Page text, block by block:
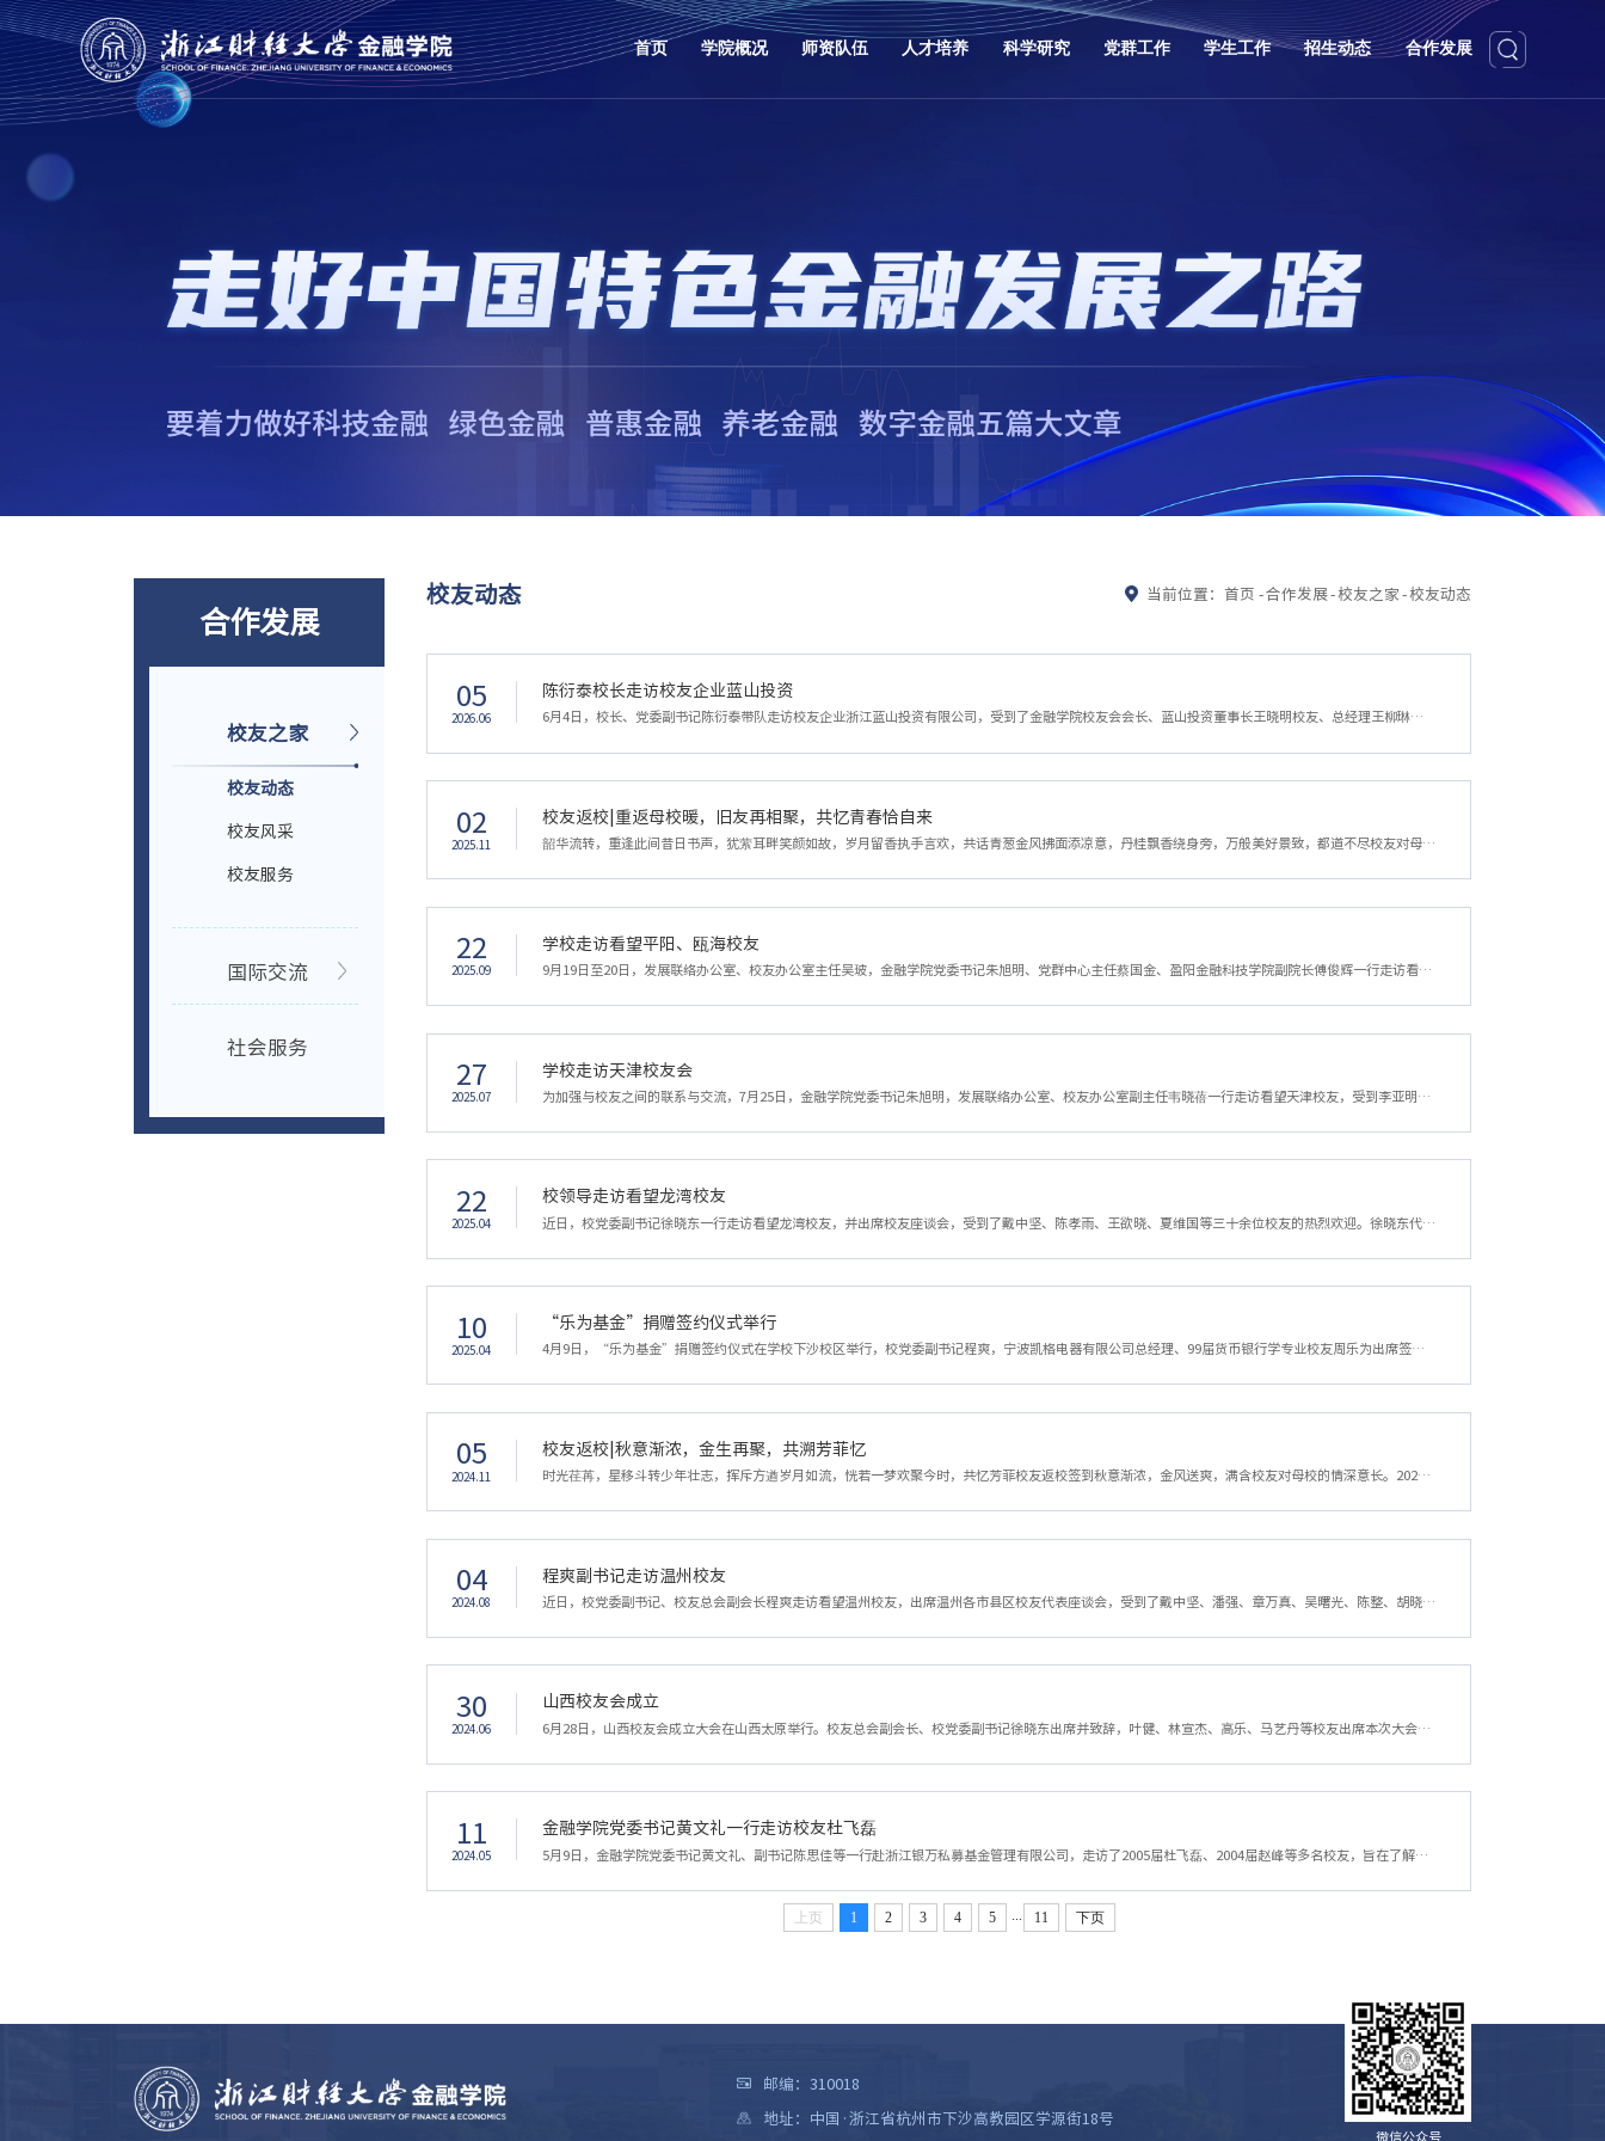
首页 学院概况 师资队伍 人才培养 科学研究 党群工作 学生工作 招生动态 合作发展
合作发展
校友之家
校友动态
校友风采
校友服务
国际交流
社会服务
校友动态 当前位置：首页 -合作发展-校友之家-校友动态
05
2026.06
陈衍泰校长走访校友企业蓝山投资
6月4日，校长、党委副书记陈衍泰带队走访校友企业浙江蓝山投资有限公司，受到了金融学院校友会会长、蓝山投资董事长王晓明校友、总经理王柳琳校友的热情接待。陈衍泰校长代表学校对校友们长期以来心系母校、助力学校建设发展表示衷心感谢。他充分肯定了蓝山投资深耕行业、稳健发展的亮眼成绩，同时介绍了学校第三次党代会召开情况。他表示，学校已开启建设鲜明新财经特色、国内领先、国际知名的一流研究教学型大学的新征程，希...
02
2025.11
校友返校|重返母校暖，旧友再相聚，共忆青春恰自来
韶华流转，重逢此间昔日书声，犹萦耳畔笑颜如故，岁月留香执手言欢，共话青葱金风拂面添凉意，丹桂飘香绕身旁，万般美好景致，都道不尽校友对母校的深切眷恋。2025年11月1日，一年一度的校友返校日活动如火如荼。金融学院校友返校签到工作有条不紊，五湖四海的校友重返美丽校园，重温青春记忆，共叙师生情谊，见证母校发展。校友返校签到 2025年秩年返校纪念大会学校秩年返校纪念大会暨学业礼成仪式于上午10时在普华大剧院举行...
22
2025.09
学校走访看望平阳、瓯海校友
9月19日至20日，发展联络办公室、校友办公室主任吴玻，金融学院党委书记朱旭明、党群中心主任蔡国金、盈阳金融科技学院副院长傅俊辉一行走访看望平阳、瓯海校友，温州校友会执行会长戴中坚受邀出席，受到两地校友的热情欢迎。吴玻代表学校对平阳和瓯海的校友表示亲切问候，向与会校友介绍近年来的办学成效、招生就业、基础设施提质情况以及50周年校庆所取得的精彩成果。他表示，在财经教育正面临变革与重塑的关键时期，学校启动...
27
2025.07
学校走访天津校友会
为加强与校友之间的联系与交流，7月25日，金融学院党委书记朱旭明，发展联络办公室、校友办公室副主任韦晓蓓一行走访看望天津校友，受到李亚明、杨杰诚、朱振刚、冀宏智、彭玉薇、郭涵、凌翔、张暕、华博奥等天津校友的热情欢迎。朱旭明向天津校友们表示亲切问候，向校友们一直以来对母校的关心和支持表示感谢，并介绍了学校近年来在“新财经战略”实施、登峰学科建设、基础设施提质工程、50周年校庆举办等的情况。他表示，学校...
22
2025.04
校领导走访看望龙湾校友
近日，校党委副书记徐晓东一行走访看望龙湾校友，并出席校友座谈会，受到了戴中坚、陈孝雨、王欲晓、夏维国等三十余位校友的热烈欢迎。徐晓东代表学校对龙湾校友表示亲切问候，并向与会校友介绍了学校近年来的发展情况和校友工作情况。他表示，50周年校庆之际，温州校友竭其全力为母校庆生，充分说明温州校友在学校发展过程中发挥的重要作用，希望龙湾区校友会在新的一届理事会带领下能够再创辉煌。校友们对母校一行的到来表示...
10
2025.04
“乐为基金”捐赠签约仪式举行
4月9日，“乐为基金”捐赠签约仪式在学校下沙校区举行，校党委副书记程爽，宁波凯格电器有限公司总经理、99届货币银行学专业校友周乐为出席签约仪式。程爽代表学校对周乐为校友一行表示热烈欢迎，向其长期心系学校、慷慨捐赠的善举致以诚挚的谢意。他表示，学校和金融学院的发展离不开广大像周乐为这样的优秀校友鼎力支持，学校将秉持"规范管理、高效使用"的原则，高度重视"乐为基金"的运营管理工作，以此为契机，着力推动金融...
05
2024.11
校友返校|秋意渐浓，金生再聚，共溯芳菲忆
时光荏苒，星移斗转少年壮志，挥斥方遒岁月如流，恍若一梦欢聚今时，共忆芳菲校友返校签到秋意渐浓，金风送爽，满含校友对母校的情深意长。2024年11月2日，浙江财经大学迎来了建校50周年的盛大庆典。在这个意义非凡的日子里，来自五湖四海的金融学院校友们带着对母校的深情厚谊，重返这片曾经奋斗过的热土，共同见证这一历史性时刻。早上八点钟，阳光洒满校园，金融学院的校友们陆续抵达学校南门。在工作人员的引导下，他们满怀...
04
2024.08
程爽副书记走访温州校友
近日，校党委副书记、校友总会副会长程爽走访看望温州校友，出席温州各市县区校友代表座谈会，受到了戴中坚、潘强、章万真、吴曙光、陈整、胡晓阳、林天景、陈安、王素珍、张若妤、朱培红、郑武、夏维国、陈彬波、徐玲双、鄢盈盈、施加骥、徐一云、胡耳东、蔡叶波、陈汝娅等校友的热烈欢迎。程爽代表学校对温州校友表示亲切问候，并向与会校友介绍了学校近年来的发展情况和校友工作情况。他表示，学校取得的成就离不开校友们的...
30
2024.06
山西校友会成立
6月28日，山西校友会成立大会在山西太原举行。校友总会副会长、校党委副书记徐晓东出席并致辞，叶健、林宣杰、高乐、马艺丹等校友出席本次大会。徐晓东对大会的召开表示祝贺，对奋斗在山西各行各业的校友表示问候与感谢，并介绍了近年来学校总体的发展情况与校友工作情况，诚挚邀请山西地区的校友们回校参加50周年校庆活动。他表示校友是母校最靓丽的名片，是母校最宝贵的资源和财富，学校未来的发展离不开各位校友的共同努力。...
11
2024.05
金融学院党委书记黄文礼一行走访校友杜飞磊
5月9日，金融学院党委书记黄文礼、副书记陈思佳等一行赴浙江银万私募基金管理有限公司，走访了2005届杜飞磊、2004届赵峰等多名校友，旨在了解校友企业的发展情况，使校企关系进一步走深走实。在此次交流中，赵峰介绍了公司的发展历程、业务范围和未来规划。他特别强调了公司核心竞争力在人才和业务资质方面的建设，提及通过制定多基金经理平台型私募战略，吸引优秀人才组建资产管理团队的策略。杜飞磊回顾了在母校金融学会的学...
上页 1 2 3 4 5 ... 11 下页
邮编：310018
地址：中国·浙江省杭州市下沙高教园区学源街18号
微信公众号